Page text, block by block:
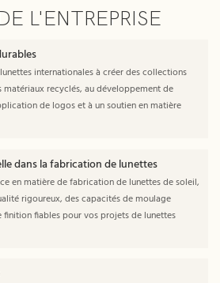
L'ENTREPRISE
internationales à créer des collections
matériaux recyclés, au développement de
de logos et à un soutien en matière
dans la fabrication de lunettes
en matière de fabrication de lunettes de soleil,
rigoureux, des capacités de moulage
finition fiables pour vos projets de lunettes